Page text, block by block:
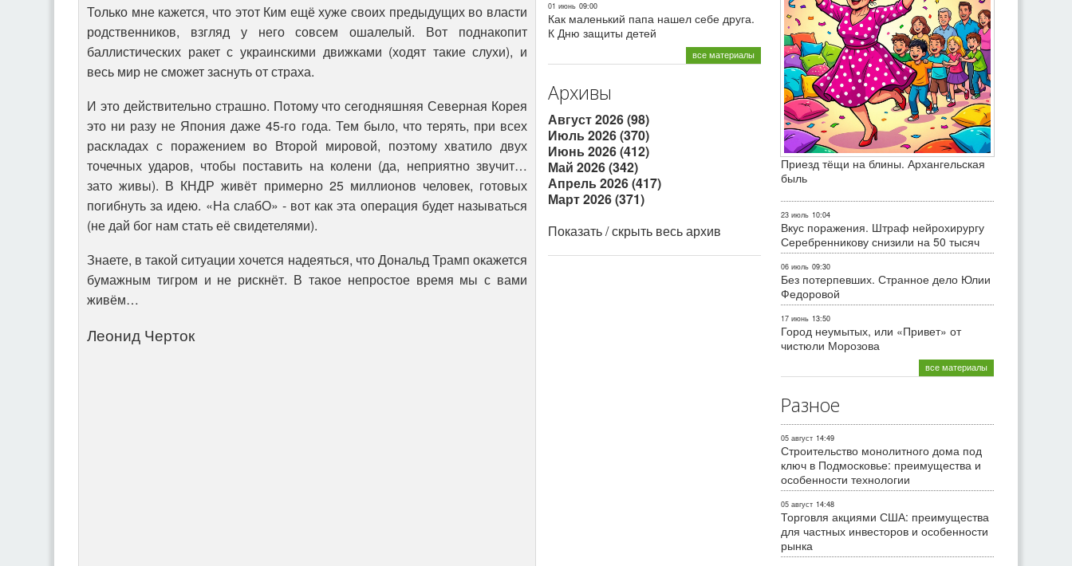
Только мне кажется, что этот Ким ещё хуже своих предыдущих во власти
родственников, взгляд у него совсем ошалелый. Вот поднакопит
баллистических ракет с украинскими движками (ходят такие слухи), и
весь мир не сможет заснуть от страха.
И это действительно страшно. Потому что сегодняшняя Северная Корея
это ни разу не Япония даже 45-го года. Тем было, что терять, при всех
раскладах с поражением во Второй мировой, поэтому хватило двух
точечных ударов, чтобы поставить на колени (да, неприятно звучит…
зато живы). В КНДР живёт примерно 25 миллионов человек, готовых
погибнуть за идею. «На слабО» - вот как эта операция будет называться
(не дай бог нам стать её свидетелями).
Знаете, в такой ситуации хочется надеяться, что Дональд Трамп окажется
бумажным тигром и не рискнёт. В такое непростое время мы с вами
живём…
Леонид Черток
01 июнь 09:00
Как маленький папа нашел себе друга.
К Дню защиты детей
все материалы
Архивы
Август 2026 (98)
Июль 2026 (370)
Июнь 2026 (412)
Май 2026 (342)
Апрель 2026 (417)
Март 2026 (371)
Показать / скрыть весь архив
Приезд тёщи на блины. Архангельская
быль
23 июль 10:04
Вкус поражения. Штраф нейрохирургу
Серебренникову снизили на 50 тысяч
06 июль 09:30
Без потерпевших. Странное дело Юлии
Федоровой
17 июнь 13:50
Город неумытых, или «Привет» от
чистюли Морозова
все материалы
Разное
05 август 14:49
Строительство монолитного дома под
ключ в Подмосковье: преимущества и
особенности технологии
05 август 14:48
Торговля акциями США: преимущества
для частных инвесторов и особенности
рынка